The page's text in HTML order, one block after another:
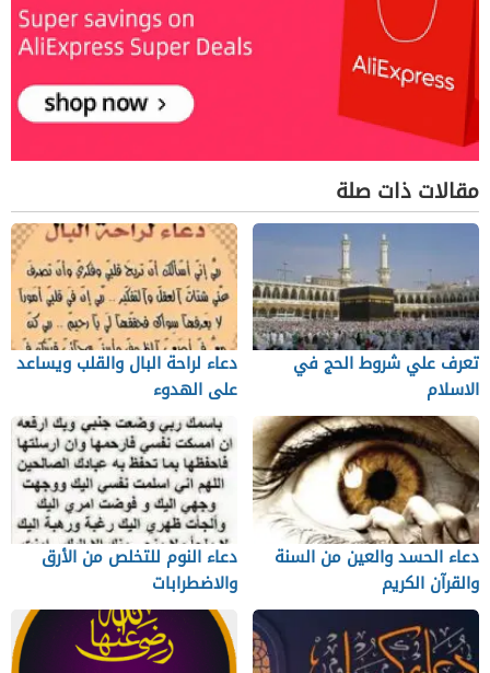
مقالات ذات صلة
تعرف علي شروط الحج في
الاسلام
دعاء لراحة البال والقلب ويساعد
على الهدوء
دعاء الحسد والعين من السنة
والقرآن الكريم
دعاء النوم للتخلص من الأرق
والاضطرابات